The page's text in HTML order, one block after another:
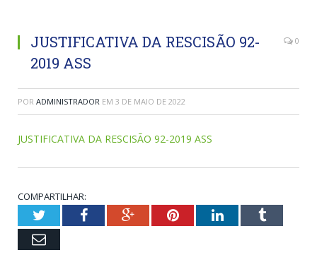
JUSTIFICATIVA DA RESCISÃO 92-
2019 ASS
0
POR ADMINISTRADOR EM 3 DE MAIO DE 2022
JUSTIFICATIVA DA RESCISÃO 92-2019 ASS
COMPARTILHAR:
TwitterFacebookGoogle+PinterestLinkedInTumblr
Email